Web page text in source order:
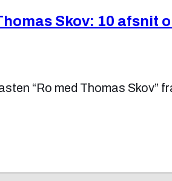
Skov: 10 afsnit
“Ro med Thomas Skov”